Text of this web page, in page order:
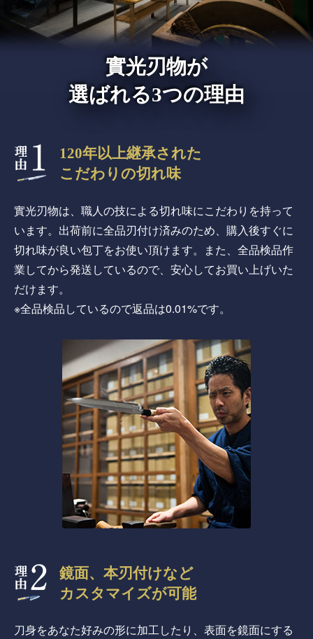
實光刃物が
選ばれる3つの理由
120年以上継承された
こだわりの切れ味
實光刃物は、職人の技による切れ味にこだわりを持って
います。出荷前に全品刃付け済みのため、購入後すぐに
切れ味が良い包丁をお使い頂けます。また、全品検品作
業してから発送しているので、安心してお買い上げいた
だけます。
※全品検品しているので返品は0.01%です。
鏡面、本刃付けなど
カスタマイズが可能
刀身をあなた好みの形に加工したり、表面を鏡面にする